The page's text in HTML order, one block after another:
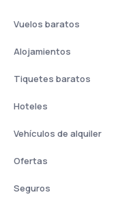
Vuelos baratos
Alojamientos
Tiquetes baratos
Hoteles
Vehículos de alquiler
Ofertas
Seguros